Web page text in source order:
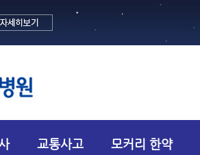
교통사고 모커리 한약